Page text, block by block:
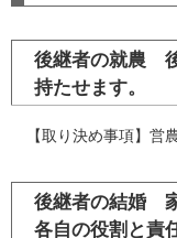
後継者の就農
持たせます。
【取り決め事項】営
後継者の結婚
各自の役割と責